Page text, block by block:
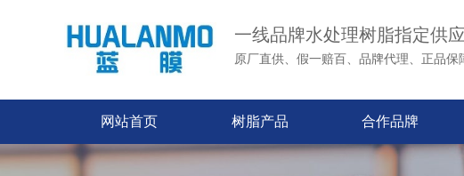
一线品牌水处理树脂指定供
原厂直供、假一赔百、品牌代理、正品保
网站首页 树脂产品 合作品牌